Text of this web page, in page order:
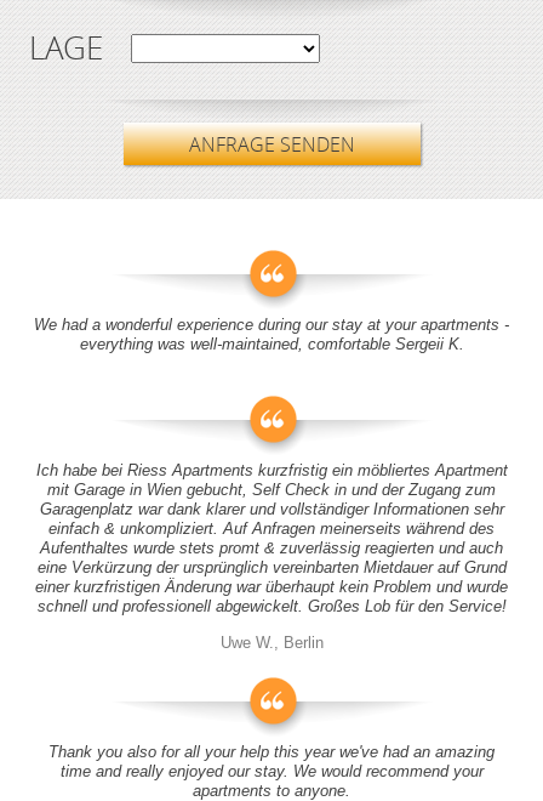
LAGE
ANFRAGE SENDEN
We had a wonderful experience during our stay at your apartments -
everything was well-maintained, comfortable Sergeii K.
Ich habe bei Riess Apartments kurzfristig ein möbliertes Apartment
mit Garage in Wien gebucht, Self Check in und der Zugang zum
Garagenplatz war dank klarer und vollständiger Informationen sehr
einfach & unkompliziert. Auf Anfragen meinerseits während des
Aufenthaltes wurde stets promt & zuverlässig reagierten und auch
eine Verkürzung der ursprünglich vereinbarten Mietdauer auf Grund
einer kurzfristigen Änderung war überhaupt kein Problem und wurde
schnell und professionell abgewickelt. Großes Lob für den Service!
Uwe W., Berlin
Thank you also for all your help this year we've had an amazing
time and really enjoyed our stay. We would recommend your
apartments to anyone.